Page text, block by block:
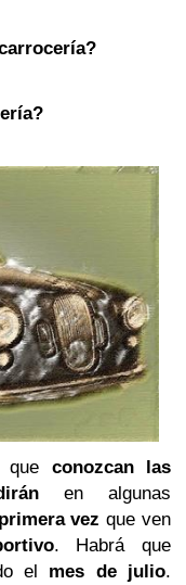
que conozcan las
en algunas
primera vez que ven
. Habrá que
el mes de julio.